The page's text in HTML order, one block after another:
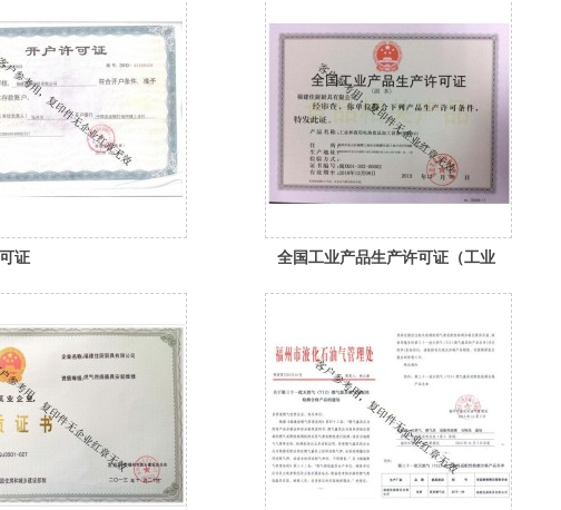
证
全国工业产品生产许可证（工业